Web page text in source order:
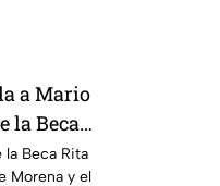
a Mario
la Beca
la Beca Rita
Morena y el